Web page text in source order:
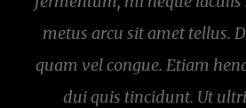
metus arcu sit amet tellus.
quam vel congue. Etiam
dui quis tincidunt. Ut